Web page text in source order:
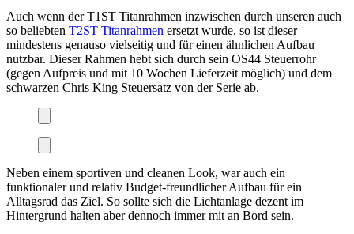
Auch wenn der T1ST Titanrahmen inzwischen durch unseren auch
so beliebten T2ST Titanrahmen ersetzt wurde, so ist dieser
mindestens genauso vielseitig und für einen ähnlichen Aufbau
nutzbar. Dieser Rahmen hebt sich durch sein OS44 Steuerrohr
(gegen Aufpreis und mit 10 Wochen Lieferzeit möglich) und dem
schwarzen Chris King Steuersatz von der Serie ab.
Neben einem sportiven und cleanen Look, war auch ein
funktionaler und relativ Budget-freundlicher Aufbau für ein
Alltagsrad das Ziel. So sollte sich die Lichtanlage dezent im
Hintergrund halten aber dennoch immer mit an Bord sein.